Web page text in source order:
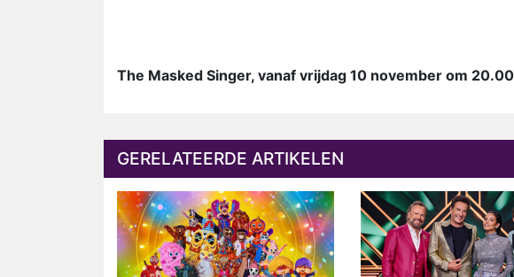
The Masked Singer, vanaf vrijdag 10 november om
GERELATEERDE ARTIKELEN